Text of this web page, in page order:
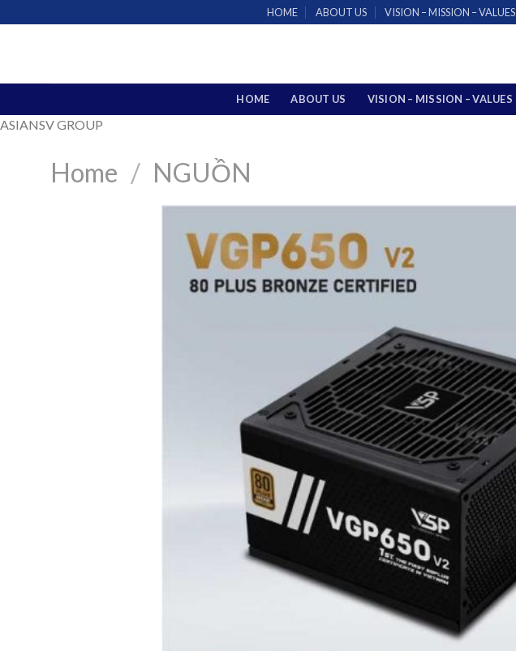
to
HOME ABOUT US VISION – MISSION – VALUES
HOME ABOUT US VISION – MISSION – VALUES
ASIANSV GROUP
Home / NGUỒN